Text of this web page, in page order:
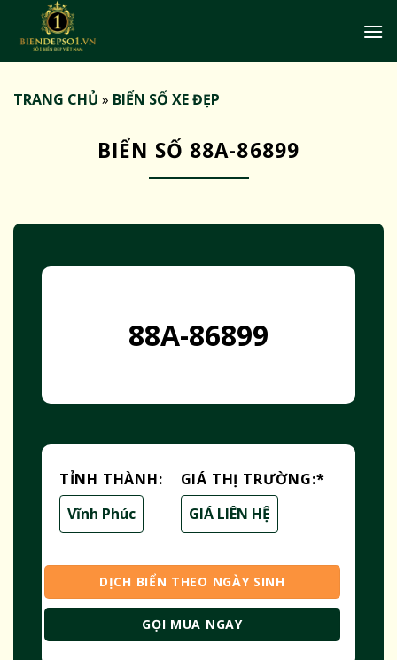
TRANG CHỦ » BIỂN SỐ XE ĐẸP
BIỂN SỐ 88A-86899
88A-86899
TỈNH THÀNH:
Vĩnh Phúc
GIÁ THỊ TRƯỜNG:*
GIÁ LIÊN HỆ
DỊCH BIỂN THEO NGÀY SINH
GỌI MUA NGAY